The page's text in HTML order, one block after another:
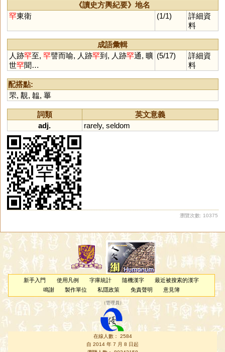
《讀史方輿紀要》地名
罕東衛 (1/1)
詳細資
料
成語彙輯
人跡罕至, 罕譬而喻, 人跡罕到, 人跡罕通, 曠
世罕聞…
(5/17)
詳細資
料
配搭點:
罘, 覯, 韞, 罼
詞類
英文意義
adj.
rarely, seldom
瀏覽次數: 10375
新手入門 使用凡例 字庫統計 隨機漢字
最近被搜索的漢字
鳴謝
製作單位 私隱政策 免責聲明 意見簿
（管理員 ）
在線人數： 2584
自 2014 年 7 月 8 日起